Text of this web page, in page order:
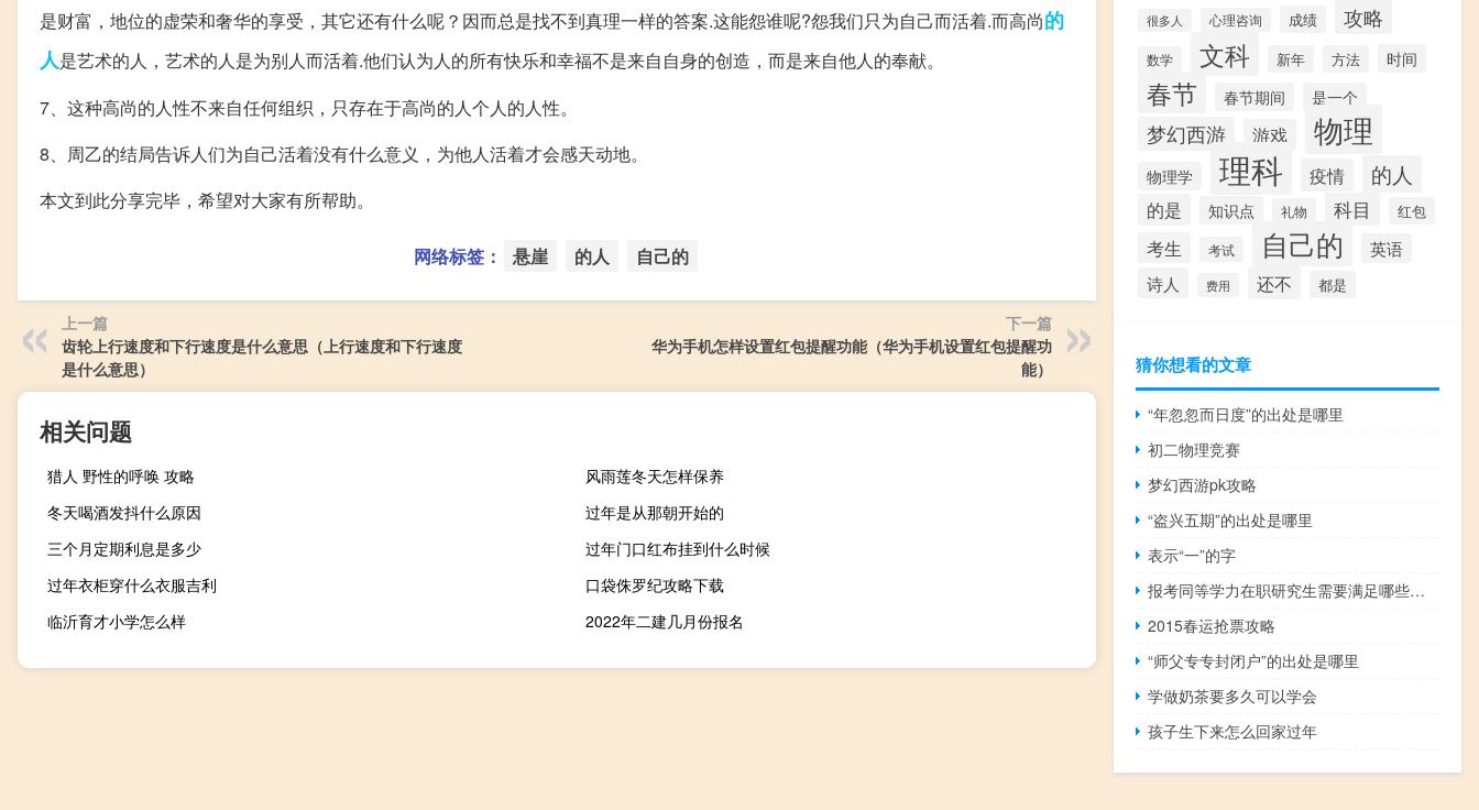
是财富，地位的虚荣和奢华的享受，其它还有什么呢？因而总是找不到真理一样的答案.这能怨谁呢?怨我们只为自己而活着.而高尚的
人是艺术的人，艺术的人是为别人而活着.他们认为人的所有快乐和幸福不是来自自身的创造，而是来自他人的奉献。
7、这种高尚的人性不来自任何组织，只存在于高尚的人个人的人性。
8、周乙的结局告诉人们为自己活着没有什么意义，为他人活着才会感天动地。
本文到此分享完毕，希望对大家有所帮助。
网络标签： 悬崖 的人 自己的
上一篇
齿轮上行速度和下行速度是什么意思（上行速度和下行速度
是什么意思）
下一篇
华为手机怎样设置红包提醒功能（华为手机设置红包提醒功
能）
相关问题
猎人 野性的呼唤 攻略
风雨莲冬天怎样保养
冬天喝酒发抖什么原因
过年是从那朝开始的
三个月定期利息是多少
过年门口红布挂到什么时候
过年衣柜穿什么衣服吉利
口袋侏罗纪攻略下载
临沂育才小学怎么样
2022年二建几月份报名
很多人 心理咨询 成绩 攻略
数学 文科 新年 方法 时间
春节 春节期间 是一个
梦幻西游 游戏 物理
物理学 理科 疫情 的人
的是 知识点 礼物 科目 红包
考生 考试 自己的 英语
诗人 费用 还不 都是
猜你想看的文章
“年忽忽而日度”的出处是哪里
初二物理竞赛
梦幻西游pk攻略
“盗兴五期”的出处是哪里
表示“一”的字
报考同等学力在职研究生需要满足哪些条件
2015春运抢票攻略
“师父专专封闭户”的出处是哪里
学做奶茶要多久可以学会
孩子生下来怎么回家过年